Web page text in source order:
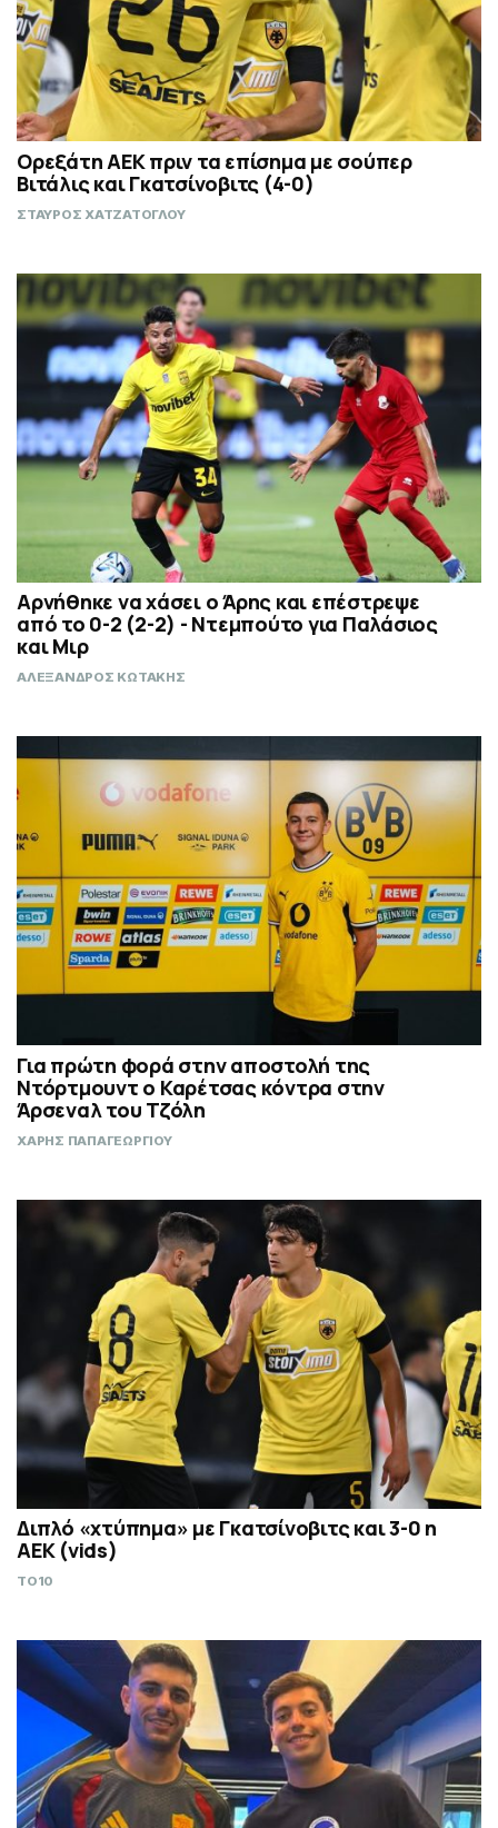
Ορεξάτη ΑΕΚ πριν τα επίσημα με σούπερ
Βιτάλις και Γκατσίνοβιτς (4-0)
ΣΤΑΥΡΟΣ ΧΑΤΖΑΤΟΓΛΟΥ
Αρνήθηκε να χάσει ο Άρης και επέστρεψε
από το 0-2 (2-2) - Ντεμπούτο για Παλάσιος
και Μιρ
ΑΛΕΞΑΝΔΡΟΣ ΚΩΤΑΚΗΣ
Για πρώτη φορά στην αποστολή της
Ντόρτμουντ ο Καρέτσας κόντρα στην
Άρσεναλ του Τζόλη
ΧΑΡΗΣ ΠΑΠΑΓΕΩΡΓΙΟΥ
Διπλό «χτύπημα» με Γκατσίνοβιτς και 3-0 η
ΑΕΚ (vids)
TO10